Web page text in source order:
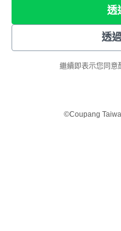
透
透
繼續即表示您同意
©Coupang